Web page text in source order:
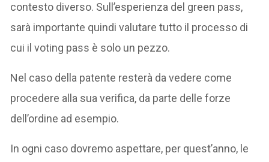
contesto diverso. Sull’esperienza del green pass,
sarà importante quindi valutare tutto il processo di
cui il voting pass è solo un pezzo.
Nel caso della patente resterà da vedere come
procedere alla sua verifica, da parte delle forze
dell’ordine ad esempio.
In ogni caso dovremo aspettare, per quest’anno, le